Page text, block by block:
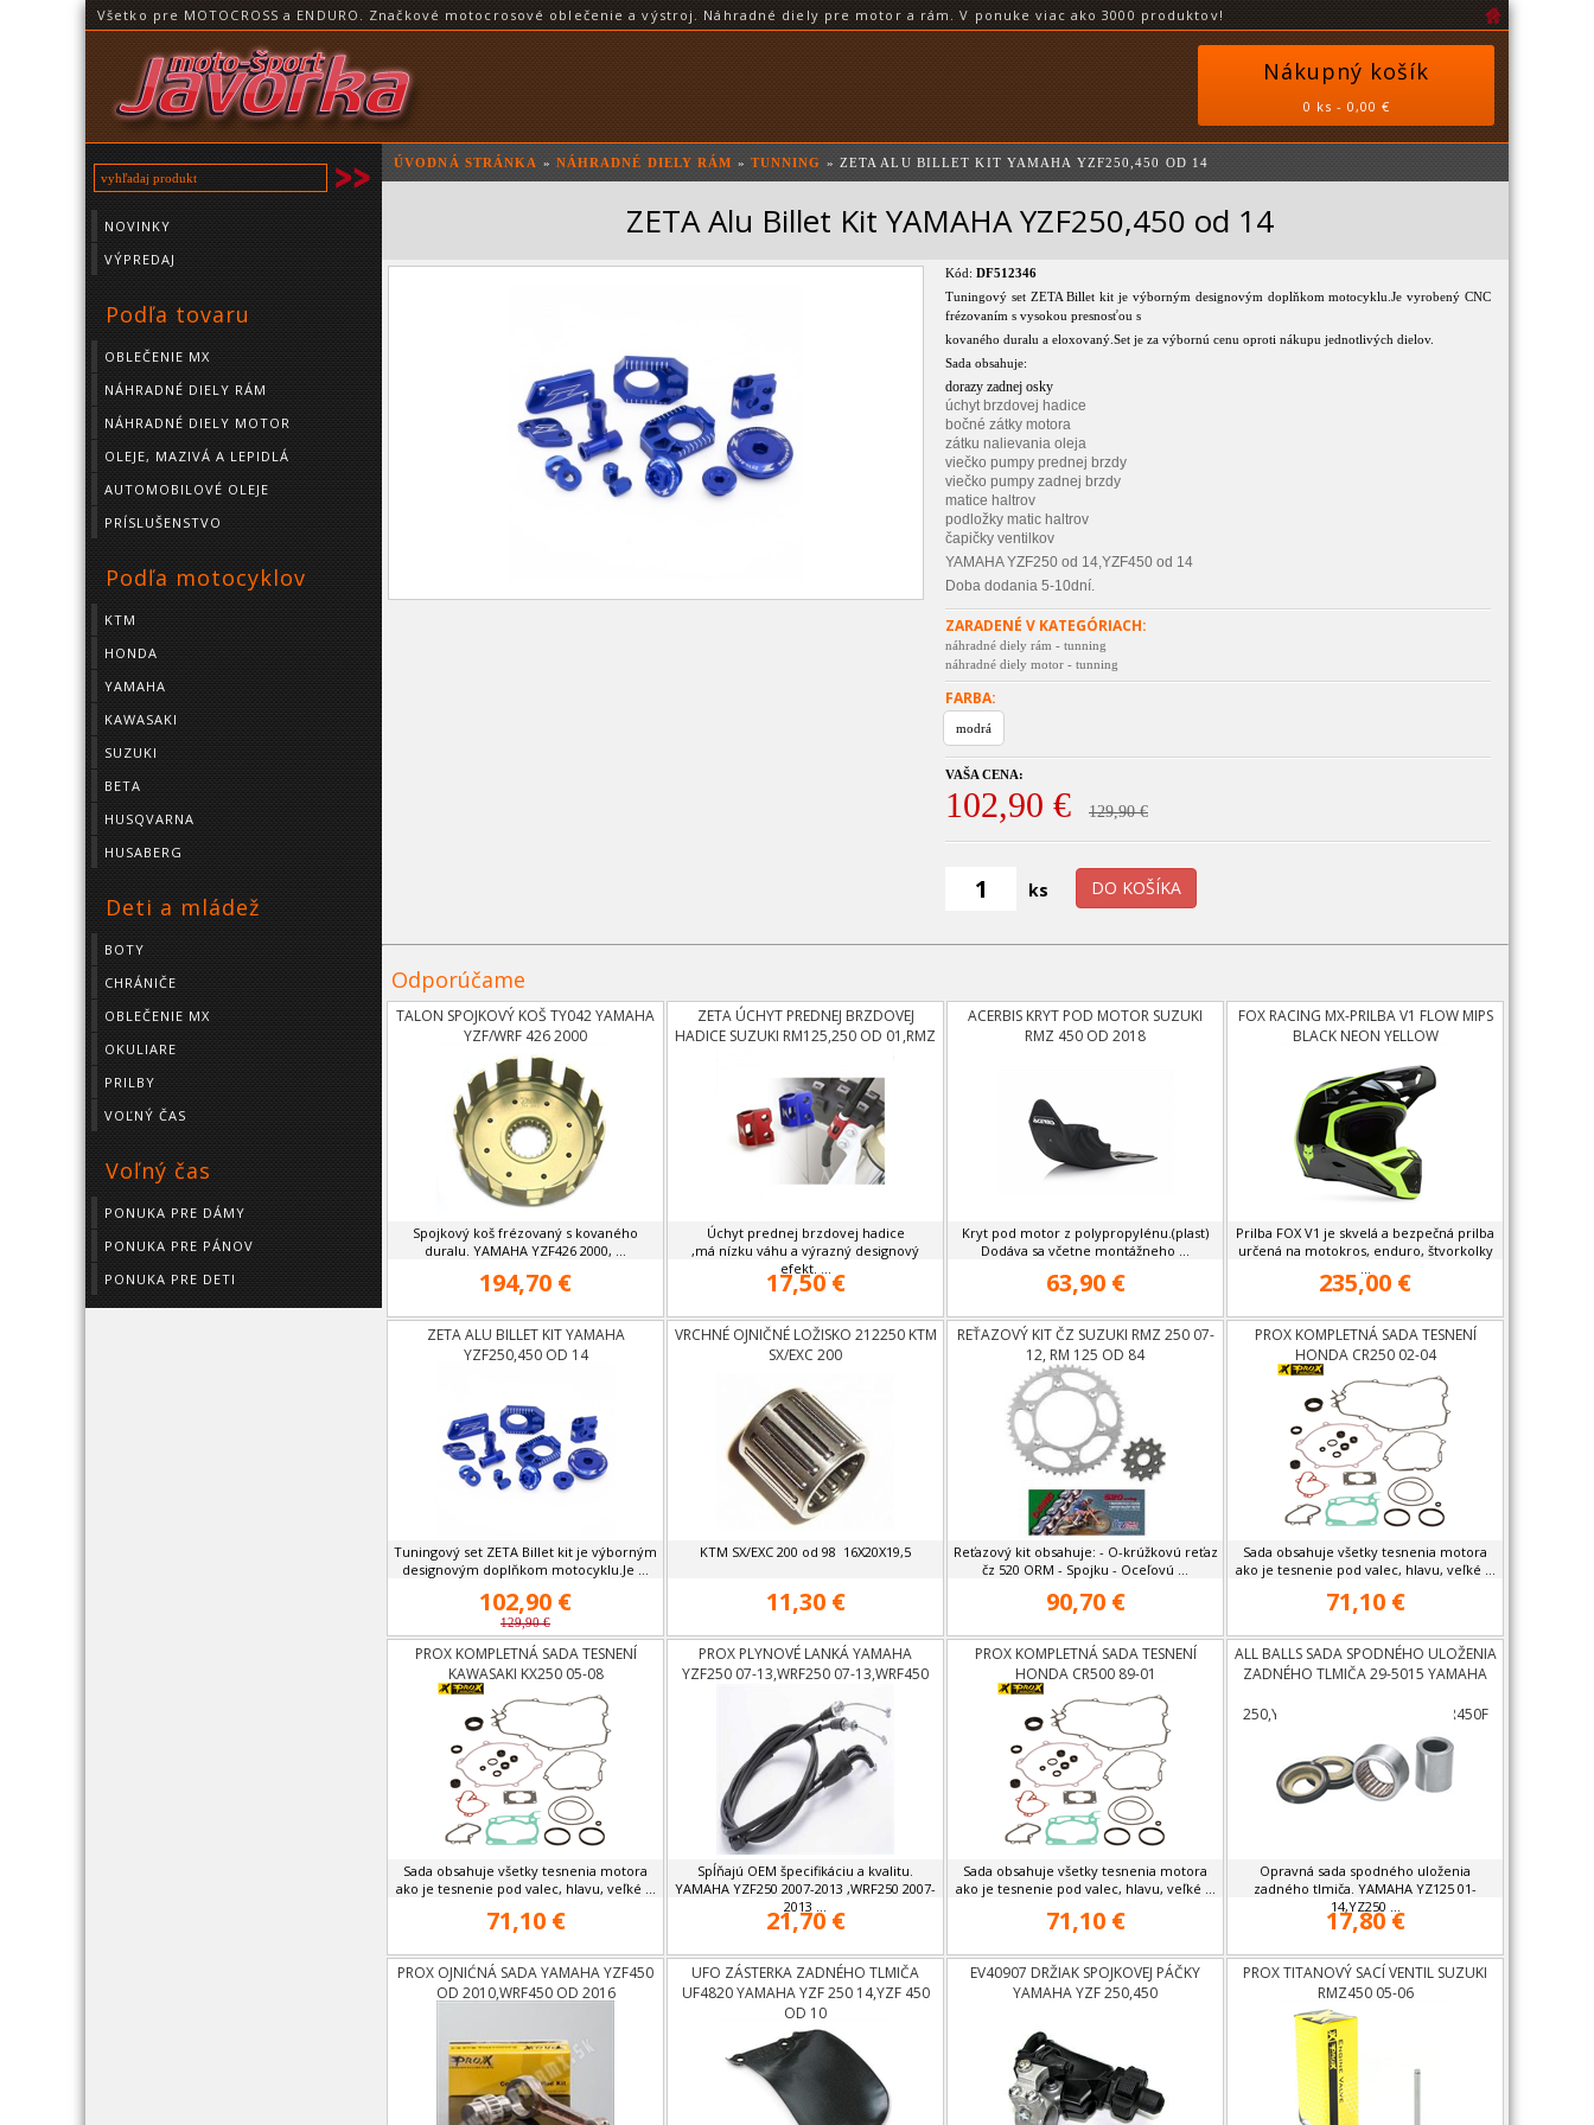
Všetko pre MOTOCROSS a ENDURO. Značkové motocrosové oblečenie a výstroj. Náhradné diely pre motor a rám. V ponuke viac ako 3000 produktov!
Nákupný košík
0 ks - 0,00 €
NOVINKY
VÝPREDAJ
Podľa tovaru
OBLEČENIE MX
NÁHRADNÉ DIELY RÁM
NÁHRADNÉ DIELY MOTOR
OLEJE, MAZIVÁ A LEPIDLÁ
AUTOMOBILOVÉ OLEJE
PRÍSLUŠENSTVO
Podľa motocyklov
KTM
HONDA
YAMAHA
KAWASAKI
SUZUKI
BETA
HUSQVARNA
HUSABERG
Deti a mládež
BOTY
CHRÁNIČE
OBLEČENIE MX
OKULIARE
PRILBY
VOĽNÝ ČAS
Voľný čas
PONUKA PRE DÁMY
PONUKA PRE PÁNOV
PONUKA PRE DETI
ÚVODNÁ STRÁNKA » NÁHRADNÉ DIELY RÁM » TUNNING » ZETA ALU BILLET KIT YAMAHA YZF250,450 OD 14
ZETA Alu Billet Kit YAMAHA YZF250,450 od 14
Kód: DF512346
Tuningový set ZETA Billet kit je výborným designovým doplňkom motocyklu.Je vyrobený CNC
frézovaním s vysokou presnosťou s
kovaného duralu a eloxovaný.Set je za výbornú cenu oproti nákupu jednotlivých dielov.
Sada obsahuje:
dorazy zadnej osky
úchyt brzdovej hadice
bočné zátky motora
zátku nalievania oleja
viečko pumpy prednej brzdy
viečko pumpy zadnej brzdy
matice haltrov
podložky matic haltrov
čapičky ventilkov
YAMAHA YZF250 od 14,YZF450 od 14
Doba dodania 5-10dní.
ZARADENÉ V KATEGÓRIACH:
náhradné diely rám - tunning
náhradné diely motor - tunning
FARBA:
modrá
VAŠA CENA:
102,90 € 129,90 €
ks
Odporúčame
TALON SPOJKOVÝ KOŠ TY042 YAMAHA
YZF/WRF 426 2000
Spojkový koš frézovaný s kovaného
duralu. YAMAHA YZF426 2000, ...
194,70 €
ZETA ÚCHYT PREDNEJ BRZDOVEJ
HADICE SUZUKI RM125,250 OD 01,RMZ
Úchyt prednej brzdovej hadice
,má nízku váhu a výrazný designový
efekt. ...
17,50 €
ACERBIS KRYT POD MOTOR SUZUKI
RMZ 450 OD 2018
Kryt pod motor z polypropylénu.(plast)
Dodáva sa včetne montážneho ...
63,90 €
FOX RACING MX-PRILBA V1 FLOW MIPS
BLACK NEON YELLOW
Prilba FOX V1 je skvelá a bezpečná prilba
určená na motokros, enduro, štvorkolky
235,00 €
ZETA ALU BILLET KIT YAMAHA
YZF250,450 OD 14
Tuningový set ZETA Billet kit je výborným
designovým doplňkom motocyklu.Je ...
102,90 €
129,90 €
VRCHNÉ OJNIČNÉ LOŽISKO 212250 KTM
SX/EXC 200
KTM SX/EXC 200 od 98 16X20X19,5
11,30 €
REŤAZOVÝ KIT ČZ SUZUKI RMZ 250 07-
12, RM 125 OD 84
Reťazový kit obsahuje: - O-krúžkovú reťaz
čz 520 ORM - Spojku - Oceľovú ...
90,70 €
PROX KOMPLETNÁ SADA TESNENÍ
HONDA CR250 02-04
Sada obsahuje všetky tesnenia motora
ako je tesnenie pod valec, hlavu, veľké ...
71,10 €
PROX KOMPLETNÁ SADA TESNENÍ
KAWASAKI KX250 05-08
Sada obsahuje všetky tesnenia motora
ako je tesnenie pod valec, hlavu, veľké ...
71,10 €
PROX PLYNOVÉ LANKÁ YAMAHA
YZF250 07-13,WRF250 07-13,WRF450
Spĺňajú OEM špecifikáciu a kvalitu.
YAMAHA YZF250 2007-2013 ,WRF250 2007-
2013 ...
21,70 €
PROX KOMPLETNÁ SADA TESNENÍ
HONDA CR500 89-01
Sada obsahuje všetky tesnenia motora
ako je tesnenie pod valec, hlavu, veľké ...
71,10 €
ALL BALLS SADA SPODNÉHO ULOŽENIA
ZADNÉHO TLMIČA 29-5015 YAMAHA
250,YZF250,YZF450,WR250F,WR450F
Opravná sada spodného uloženia
zadného tlmiča. YAMAHA YZ125 01-
14,YZ250 ...
17,80 €
PROX OJNIĆNÁ SADA YAMAHA YZF450
OD 2010,WRF450 OD 2016
UFO ZÁSTERKA ZADNÉHO TLMIČA
UF4820 YAMAHA YZF 250 14,YZF 450
OD 10
EV40907 DRŽIAK SPOJKOVEJ PÁČKY
YAMAHA YZF 250,450
PROX TITANOVÝ SACÍ VENTIL SUZUKI
RMZ450 05-06